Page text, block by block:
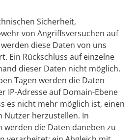
Sicherheit,
von Angriffsversuchen auf
diese Daten von uns
Ein Rückschluss auf einzelne
dieser Daten nicht möglich.
Tagen werden die Daten
IP-Adresse auf Domain-Ebene
es nicht mehr möglich ist, einen
Nutzer herzustellen. In
die Daten daneben zu